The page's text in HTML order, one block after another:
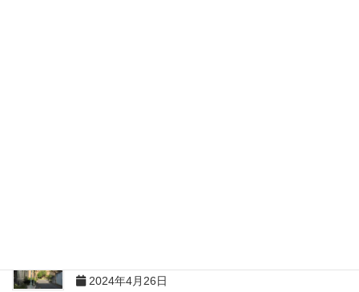
2024年4月26日